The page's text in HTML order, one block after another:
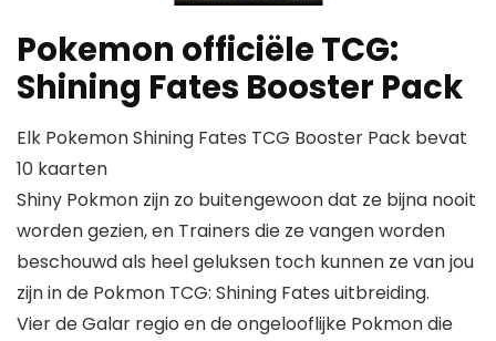
Pokemon officiële TCG:
Shining Fates Booster Pack
Elk Pokemon Shining Fates TCG Booster Pack bevat
10 kaarten
Shiny Pokmon zijn zo buitengewoon dat ze bijna nooit
worden gezien, en Trainers die ze vangen worden
beschouwd als heel geluksen toch kunnen ze van jou
zijn in de Pokmon TCG: Shining Fates uitbreiding.
Vier de Galar regio en de ongelooflijke Pokmon die